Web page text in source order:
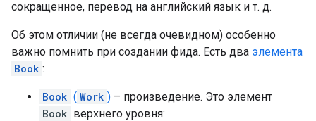
сокращенное, перевод на английский язык и т. д.
Об этом отличии (не всегда очевидном) особенно
важно помнить при создании фида. Есть два элемента
Book :
Book ( Work ) – произведение. Это элемент
Book верхнего уровня: